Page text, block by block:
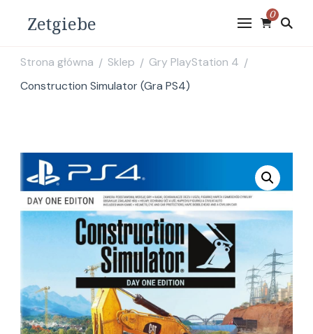
Zetgiebe 0
Strona główna / Sklep / Gry PlayStation 4 /
Construction Simulator (Gra PS4)